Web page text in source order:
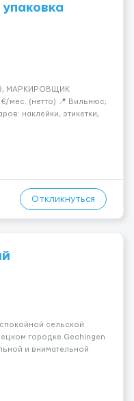
МАРКИРОВЩИК
мес. (нетто) 📍 Вильнюс;
наклейки, этикетки,
месте — опы...
Откликнуться
сельской
городке Gechingen
и внимательной
с ходунками. Он